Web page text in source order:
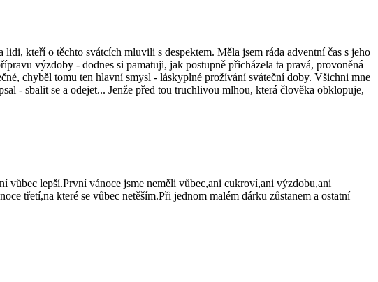
kteří o těchto svátcích mluvili s despektem. Měla jsem ráda adventní čas s jeho
výzdoby - dodnes si pamatuji, jak postupně přicházela ta pravá, provoněná
chyběl tomu ten hlavní smysl - láskyplné prožívání sváteční doby. Všichni mne
- sbalit se a odejet... Jenže před tou truchlivou mlhou, která člověka obklopuje,
vůbec lepší.První vánoce jsme neměli vůbec,ani cukroví,ani výzdobu,ani
třetí,na které se vůbec netěším.Při jednom malém dárku zůstanem a ostatní